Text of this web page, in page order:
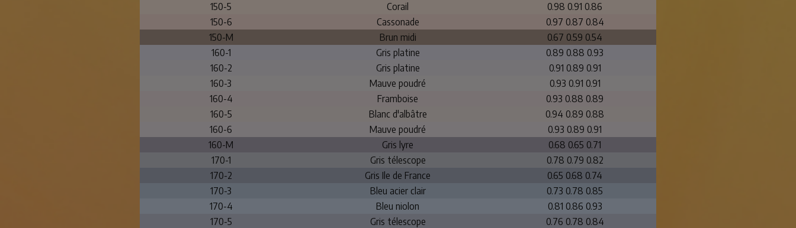
150-5
Corail
0.98 0.91 0.86
150-6
Cassonade
0.97 0.87 0.84
150-M
Brun midi
0.67 0.59 0.54
160-1
Gris platine
0.89 0.88 0.93
160-2
Gris platine
0.91 0.89 0.91
160-3
Mauve poudré
0.93 0.91 0.91
160-4
Framboise
0.93 0.88 0.89
160-5
Blanc d'albâtre
0.94 0.89 0.88
160-6
Mauve poudré
0.93 0.89 0.91
160-M
Gris lyre
0.68 0.65 0.71
170-1
Gris télescope
0.78 0.79 0.82
170-2
Gris Ile de France
0.65 0.68 0.74
170-3
Bleu acier clair
0.73 0.78 0.85
170-4
Bleu niolon
0.81 0.86 0.93
170-5
Gris télescope
0.76 0.78 0.84